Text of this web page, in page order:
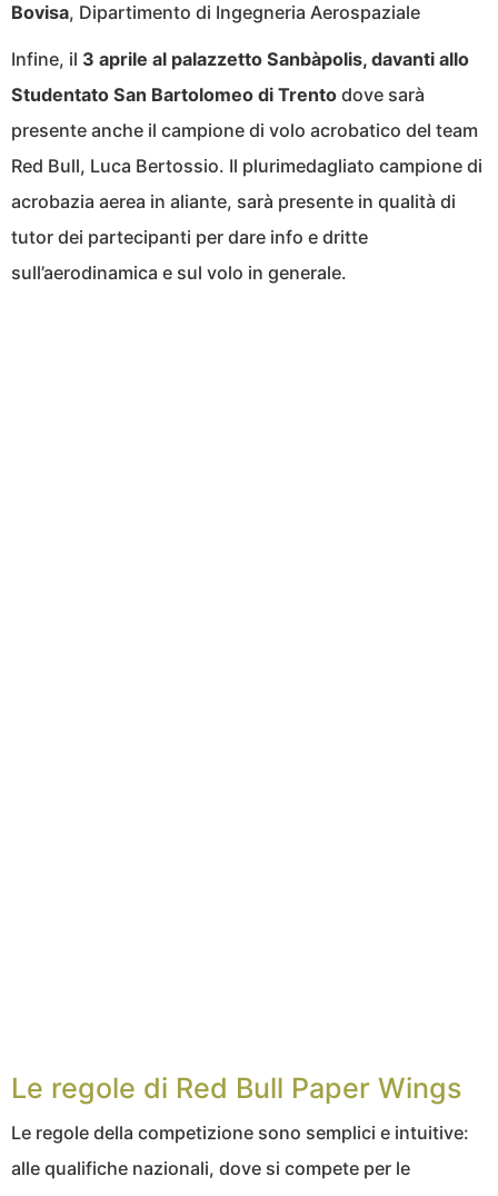
Bovisa, Dipartimento di Ingegneria Aerospaziale
Infine, il 3 aprile al palazzetto Sanbàpolis, davanti allo
Studentato San Bartolomeo di Trento dove sarà
presente anche il campione di volo acrobatico del team
Red Bull, Luca Bertossio. Il plurimedagliato campione di
acrobazia aerea in aliante, sarà presente in qualità di
tutor dei partecipanti per dare info e dritte
sull’aerodinamica e sul volo in generale.
Le regole di Red Bull Paper Wings
Le regole della competizione sono semplici e intuitive:
alle qualifiche nazionali, dove si compete per le